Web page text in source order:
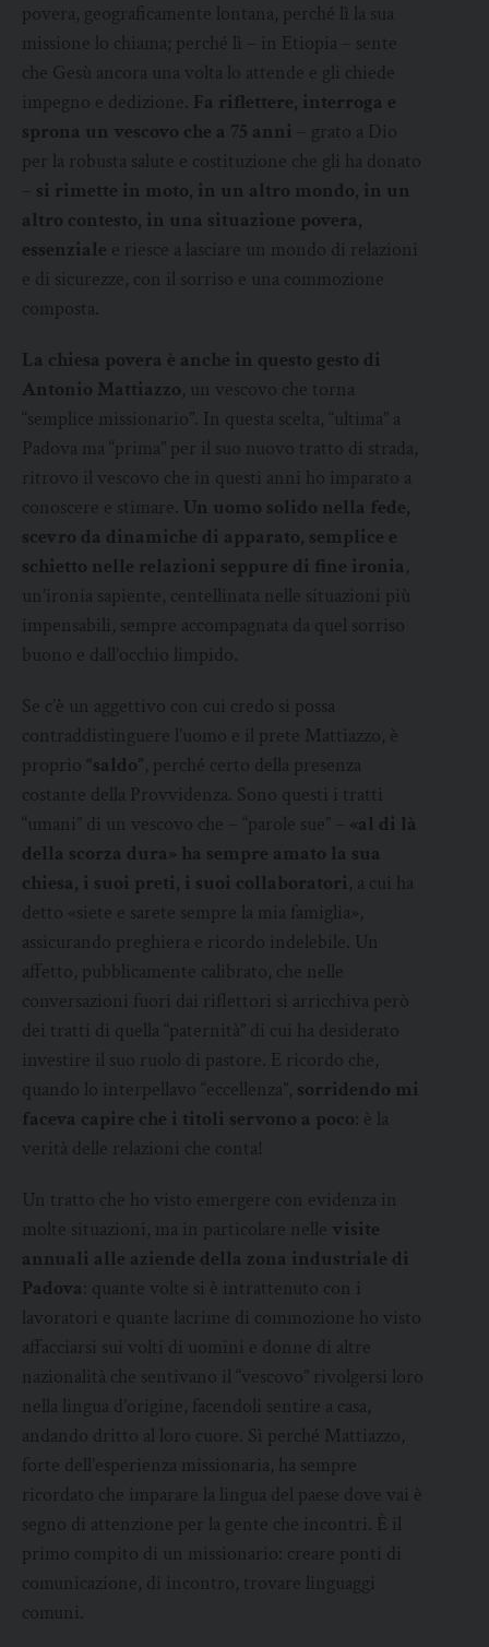
povera, geograficamente lontana, perché lì la sua
missione lo chiama; perché lì – in Etiopia – sente
che Gesù ancora una volta lo attende e gli chiede
impegno e dedizione. Fa riflettere, interroga e
sprona un vescovo che a 75 anni – grato a Dio
per la robusta salute e costituzione che gli ha donato
si rimette in moto, in un altro mondo, in un
altro contesto, in una situazione povera,
essenziale e riesce a lasciare un mondo di relazioni
e di sicurezze, con il sorriso e una commozione
composta.
La chiesa povera è anche in questo gesto di
Antonio Mattiazzo, un vescovo che torna
“semplice missionario”. In questa scelta, “ultima” a
Padova ma “prima” per il suo nuovo tratto di strada,
ritrovo il vescovo che in questi anni ho imparato a
conoscere e stimare. Un uomo solido nella fede,
scevro da dinamiche di apparato, semplice e
schietto nelle relazioni seppure di fine ironia,
un’ironia sapiente, centellinata nelle situazioni più
impensabili, sempre accompagnata da quel sorriso
buono e dall’occhio limpido.
Se c’è un aggettivo con cui credo si possa
contraddistinguere l’uomo e il prete Mattiazzo, è
proprio “saldo”, perché certo della presenza
costante della Provvidenza. Sono questi i tratti
“umani” di un vescovo che – “parole sue” – «al di là
della scorza dura» ha sempre amato la sua
chiesa, i suoi preti, i suoi collaboratori, a cui ha
detto «siete e sarete sempre la mia famiglia»,
assicurando preghiera e ricordo indelebile. Un
affetto, pubblicamente calibrato, che nelle
conversazioni fuori dai riflettori si arricchiva però
dei tratti di quella “paternità” di cui ha desiderato
investire il suo ruolo di pastore. E ricordo che,
quando lo interpellavo “eccellenza”, sorridendo mi
faceva capire che i titoli servono a poco : è la
verità delle relazioni che conta!
Un tratto che ho visto emergere con evidenza in
molte situazioni, ma in particolare nelle visite
annuali alle aziende della zona industriale di
Padova : quante volte si è intrattenuto con i
lavoratori e quante lacrime di commozione ho visto
affacciarsi sui volti di uomini e donne di altre
nazionalità che sentivano il “vescovo” rivolgersi loro
nella lingua d’origine, facendoli sentire a casa,
andando dritto al loro cuore. Sì perché Mattiazzo,
forte dell’esperienza missionaria, ha sempre
ricordato che imparare la lingua del paese dove vai è
segno di attenzione per la gente che incontri. È il
primo compito di un missionario: creare ponti di
comunicazione, di incontro, trovare linguaggi
comuni.